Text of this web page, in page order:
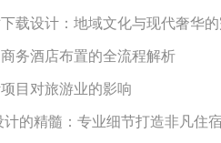
载设计：地域文化与现代奢华
商务酒店布置的全流程解析
目对旅游业的影响
的精髓：专业细节打造非凡住